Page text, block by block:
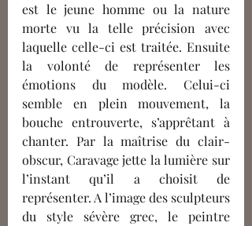
est le jeune homme ou la nature
morte vu la telle précision avec
laquelle celle-ci est traitée. Ensuite
la volonté de représenter les
émotions du modèle. Celui-ci
semble en plein mouvement, la
bouche entrouverte, s’apprêtant à
chanter. Par la maîtrise du clair-
obscur, Caravage jette la lumière sur
l’instant qu’il a choisit de
représenter. A l’image des sculpteurs
du style sévère grec, le peintre